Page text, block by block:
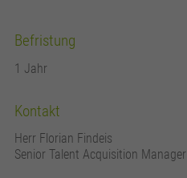
Befristung
1 Jahr
Kontakt
Herr Florian Findeis
Senior Talent Acquisition Manager